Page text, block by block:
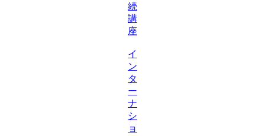
続
講
座
イ
ン
タ
ー
ナ
シ
ョ